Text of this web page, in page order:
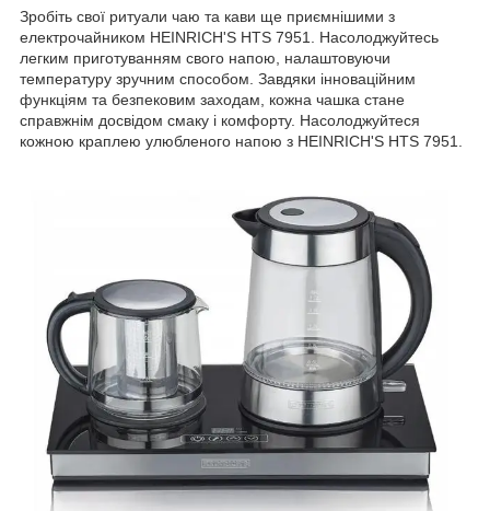
Зробіть свої ритуали чаю та кави ще приємнішими з
електрочайником HEINRICH'S HTS 7951. Насолоджуйтесь
легким приготуванням свого напою, налаштовуючи
температуру зручним способом. Завдяки інноваційним
функціям та безпековим заходам, кожна чашка стане
справжнім досвідом смаку і комфорту. Насолоджуйтеся
кожною краплею улюбленого напою з HEINRICH'S HTS 7951.